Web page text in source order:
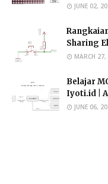
JUNE 02,
Sharing
MARCH
Belajar
Iyoti.id |
JUNE 06,